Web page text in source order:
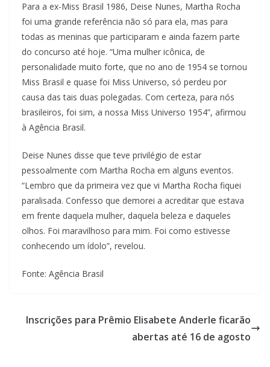
Para a ex-Miss Brasil 1986, Deise Nunes, Martha Rocha
foi uma grande referência não só para ela, mas para
todas as meninas que participaram e ainda fazem parte
do concurso até hoje. “Uma mulher icônica, de
personalidade muito forte, que no ano de 1954 se tornou
Miss Brasil e quase foi Miss Universo, só perdeu por
causa das tais duas polegadas. Com certeza, para nós
brasileiros, foi sim, a nossa Miss Universo 1954”, afirmou
à Agência Brasil.
Deise Nunes disse que teve privilégio de estar
pessoalmente com Martha Rocha em alguns eventos.
“Lembro que da primeira vez que vi Martha Rocha fiquei
paralisada. Confesso que demorei a acreditar que estava
em frente daquela mulher, daquela beleza e daqueles
olhos. Foi maravilhoso para mim. Foi como estivesse
conhecendo um ídolo”, revelou.
Fonte: Agência Brasil
Inscrições para Prêmio Elisabete Anderle ficarão
abertas até 16 de agosto